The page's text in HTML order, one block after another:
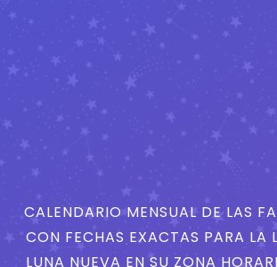
CALENDARIO MENSUAL DE LAS
CON FECHAS EXACTAS PARA LA
LUNA NUEVA EN SU ZONA